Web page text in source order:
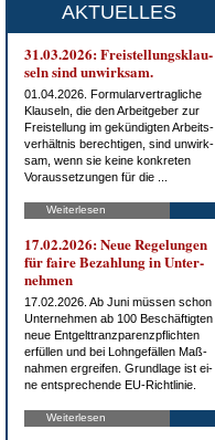
AKTUELLES
31.03.2026: Frei­stel­lungs­klau­
seln sind un­wirk­sam.
01.04.2026. For­mu­lar­ver­trag­li­che
Klau­seln, die den Ar­beit­ge­ber zur
Frei­stel­lung im ge­kün­dig­ten Ar­beits­
ver­hält­nis be­rech­ti­gen, sind un­wirk­
sam, wenn sie kei­ne kon­kre­ten
Vor­aus­set­zun­gen für die ...
Weiterlesen
17.02.2026: Neue Re­ge­lun­gen
für fai­re Be­zah­lung in Un­ter­
neh­men
17.02.2026. Ab Ju­ni müs­sen schon
Un­ter­neh­men ab 100 Be­schäf­tig­ten
neue Ent­gelt­tranz­pa­renz­pflich­ten
er­fül­len und bei Lohn­ge­fäl­len Maß­
nah­men er­grei­fen. Grund­la­ge ist ei­
ne ent­spre­chen­de EU-Richt­li­nie.
Weiterlesen